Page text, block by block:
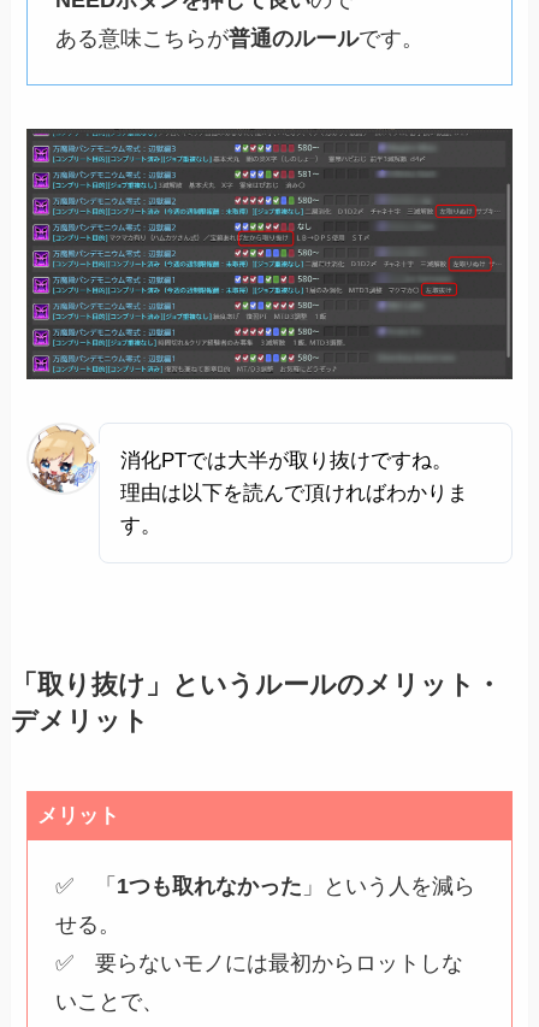
ある意味こちらが普通のルールです。
消化PTでは大半が取り抜けですね。
理由は以下を読んで頂ければわかりま
す。
「取り抜け」というルールのメリット・
デメリット
メリット
✅ 「 1つも取れなかった 」という人を減ら
せる。
✅ 要らないモノには最初からロットしな
いことで、